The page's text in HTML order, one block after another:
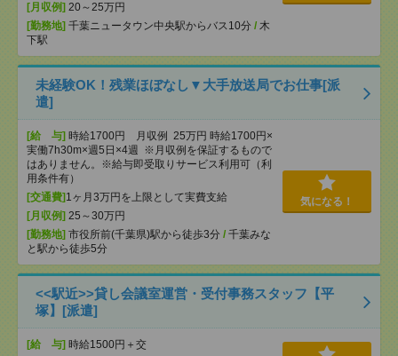
[月収例] 20～25万円
[勤務地] 千葉ニュータウン中央駅からバス10分 / 木
下駅
未経験OK！残業ほぼなし▼大手放送局でお仕事[派
遣]
[給 与] 時給1700円 月収例 25万円 時給1700円×
実働7h30m×週5日×4週 ※月収例を保証するもので
はありません。※給与即受取りサービス利用可（利
用条件有）
[交通費] 1ヶ月3万円を上限として実費支給
[月収例] 25～30万円
[勤務地] 市役所前(千葉県)駅から徒歩3分 / 千葉みな
と駅から徒歩5分
気になる！
<<駅近>>貸し会議室運営・受付事務スタッフ【平
塚】[派遣]
[給 与] 時給1500円＋交